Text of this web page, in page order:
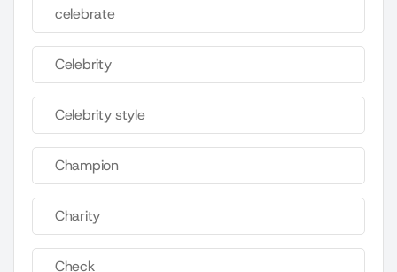
celebrate
Celebrity
Celebrity style
Champion
Charity
Check